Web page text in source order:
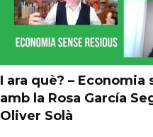
I ara què? – Economia
amb la Rosa García
Oliver Solà